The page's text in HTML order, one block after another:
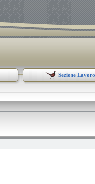
Sezione Lavoro